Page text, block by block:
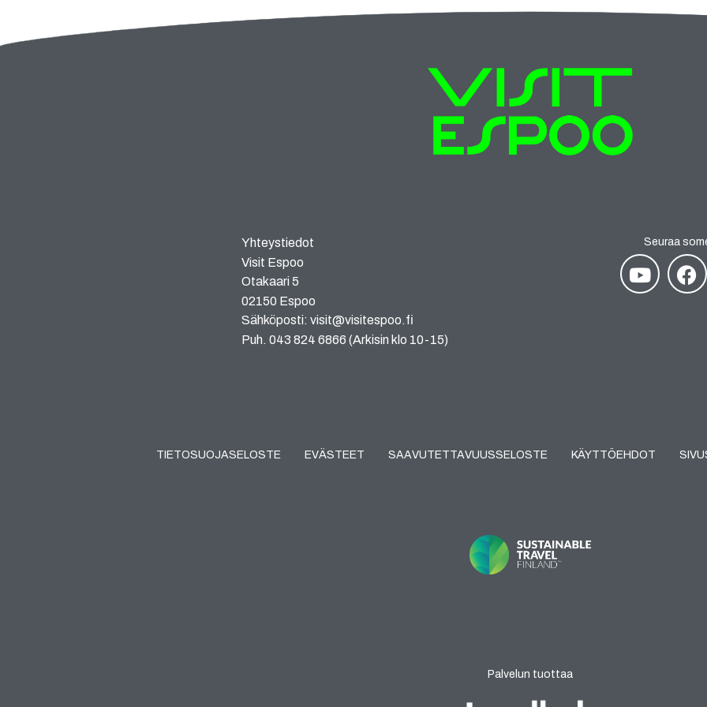
Yhteystiedot
Visit Espoo
Otakaari 5
02150 Espoo
Sähköposti: visit@visitespoo.fi
Puh. 043 824 6866 (Arkisin klo 10-15)
Seuraa
TIETOSUOJASELOSTE EVÄSTEET SAAVUTETTAVUUSSELOSTE KÄYTTÖEHDOT
Palvelun tuottaa